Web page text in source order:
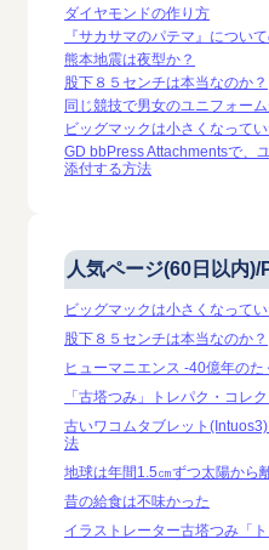
ダイヤモンドの作り方
『サカサマのパテマ』につい
熊本地震は夜型か？
股下８５センチは本当なのか？
同じ競技で男女のユニフォー
ビッグマックは小さくなって
GD bbPress Attachmentsで、
添付する方法
人気ページ(60日以内)/
ビッグマックは小さくなって
股下８５センチは本当なのか？
ヒューマニエンス -40億年のた
「古塔つみ」トレパク・コレ
古いワコムタブレット
法
地球は年間1.5㎝ずつ太陽から
昔の給食は不味かった
イラストレーター古塔つみ「